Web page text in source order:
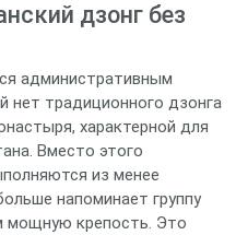
дзонг без
административным
нет традиционного дзонга
характерной для
Вместо этого
из менее
напоминает группу
мощную крепость. Это